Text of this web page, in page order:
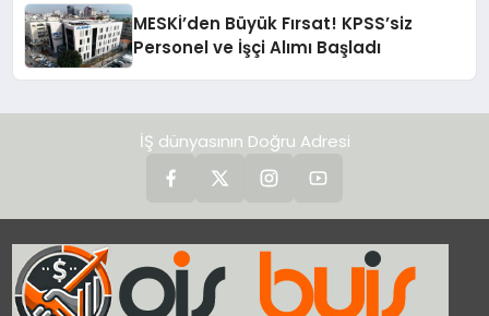
MESKİ’den Büyük Fırsat! KPSS’siz
Personel ve İşçi Alımı Başladı
İŞ dünyasının Doğru Adresi